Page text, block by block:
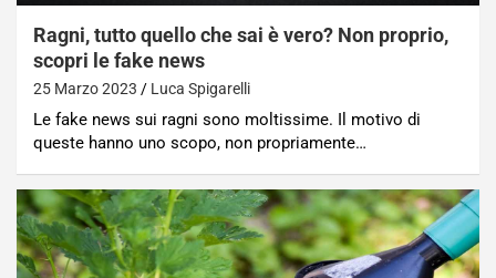
Ragni, tutto quello che sai è vero? Non proprio,
scopri le fake news
25 Marzo 2023 Luca Spigarelli
Le fake news sui ragni sono moltissime. Il motivo di
queste hanno uno scopo, non propriamente…